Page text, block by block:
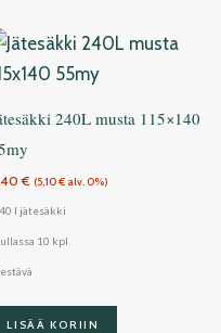
240L musta 115×140
€ (5,10€ alv. 0%)
l jätesäkki
10 kpl
LISÄÄ KORIIN